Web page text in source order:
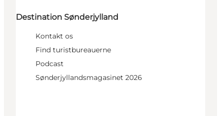
Destination Sønderjylland
Kontakt os
Find turistbureauerne
Podcast
Sønderjyllandsmagasinet 2026